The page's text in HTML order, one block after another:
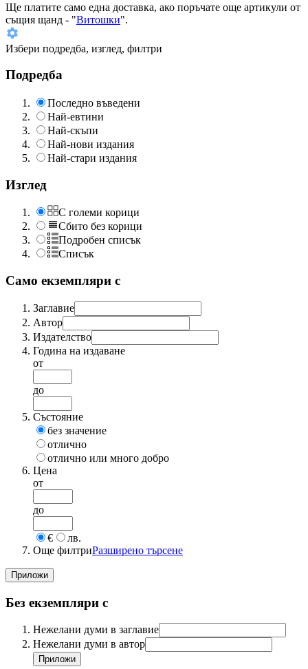
Ще платите само една доставка, ако поръчате още артикули от
същия щанд - "Витошки".
Избери подредба, изглед, филтри
Подредба
Последно въведени
Най-евтини
Най-скъпи
Най-нови издания
Най-стари издания
Изглед
С големи корици
Сбито без корици
Подробен списък
Списък
Само екземпляри с
Заглавие
Автор
Издателство
Година на издаване
от
до
Състояние
без значение
отлично
отлично или много добро
Цена
от
до
€
лв.
Още филтриРазширено търсене
Без екземпляри с
Нежелани думи в заглавие
Нежелани думи в автор